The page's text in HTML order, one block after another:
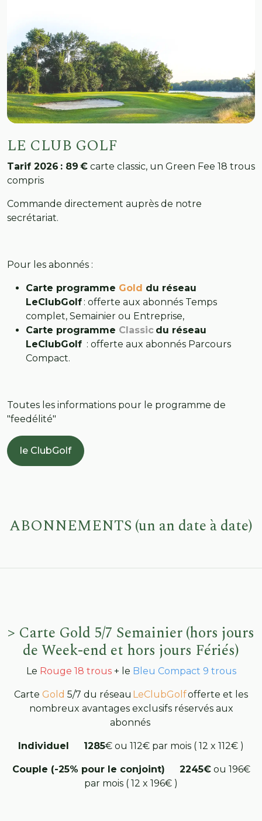
LE CLUB GOLF
Tarif 2026 : 89 € carte classic, un Green Fee 18 trous
compris
Commande directement auprès de notre
secrétariat.
Pour les abonnés :
Carte programme Gold du réseau
LeClubGolf : offerte aux abonnés Temps
complet, Semainier ou Entreprise,
Carte programme Classic du réseau
LeClubGolf : offerte aux abonnés Parcours
Compact​.
Toutes les informations pour le programme de
"feedélité"
le ClubGolf
ABONNEMENTS (un an date à date)
> Carte Gold 5/7 Semainier (hors jours
de Week-end et hors jours Fériés)
Le Rouge 18 trous+ le Bleu Compact 9 trous
Carte Gold 5/7 du réseau LeClubGolfofferte et les
nombreux avantages exclusifs réservés aux
abonnés
Individuel 1285€ ou 112€ par mois ( 12 x 112€ )
Couple (-25% pour le conjoint) 2245€ou 196€
par mois ( 12 x 196€ )